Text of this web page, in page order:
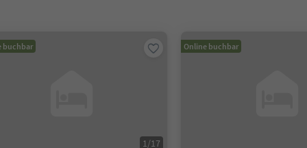
buchbar
1/17
Online buchbar